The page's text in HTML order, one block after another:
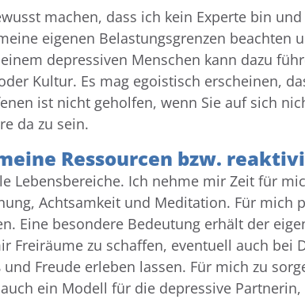
machen, dass ich kein Experte bin
eigenen Belastungsgrenzen
depressiven Menschen kann dazu
Kultur. Es mag egoistisch erscheinen,
ist nicht geholfen, wenn Sie auf sich
da zu sein.
Ressourcen bzw.
Lebensbereiche. Ich nehme mir Zeit für
Achtsamkeit und Meditation. Für
Eine besondere Bedeutung erhält der
Freiräume zu schaffen, eventuell auch bei
Freude erleben lassen. Für mich zu
ein Modell für die depressive